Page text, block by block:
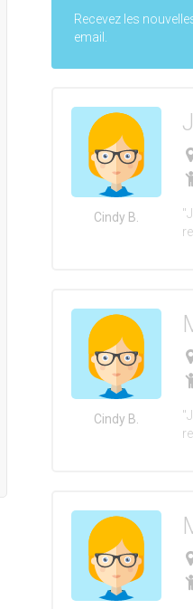
Recevez les
email.
Cindy B.
Cindy B.